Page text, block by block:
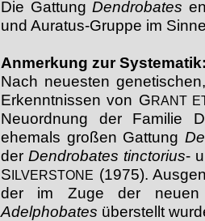
Die Gattung Dendrobates
und Auratus-Gruppe im
Anmerkung zur
Nach neuesten
Erkenntnissen von GRANT
Neuordnung der Familie
ehemals großen Gattung
der Dendrobates tinctorius-
SILVERSTONE (1975).
der im Zuge der neuen
Adelphobates überstellt